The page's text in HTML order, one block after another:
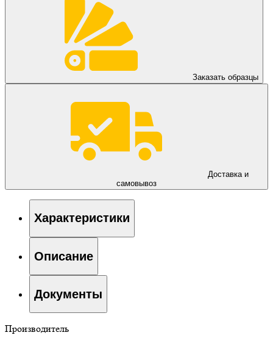
Заказать образцы
Доставка и
самовывоз
Характеристики
Описание
Документы
Производитель